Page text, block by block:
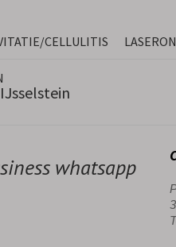
CELLULITIS
whatsapp